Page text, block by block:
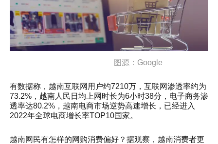
图源：Google
有数据称，越南互联网用户约7210万，互联网渗透率约为
73.2%，越南人民日均上网时长为6小时38分，电子商务渗
透率达80.2%，越南电商市场逆势高速增长，已经进入
2022年全球电商增长率TOP10国家。
越南网民有怎样的网购消费偏好？据观察，越南消费者更